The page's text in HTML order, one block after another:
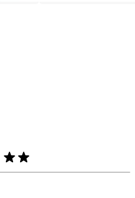
i one su u skladu sa
i zvezdica korisna su za